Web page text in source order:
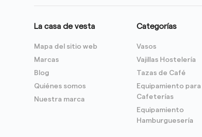
La casa de vesta
Mapa del sitio web
Marcas
Blog
Quiénes somos
Nuestra marca
Categorías
Vasos
Vajillas Hostelería
Tazas de Café
Equipamiento para
Cafeterías
Equipamiento
Hamburguesería